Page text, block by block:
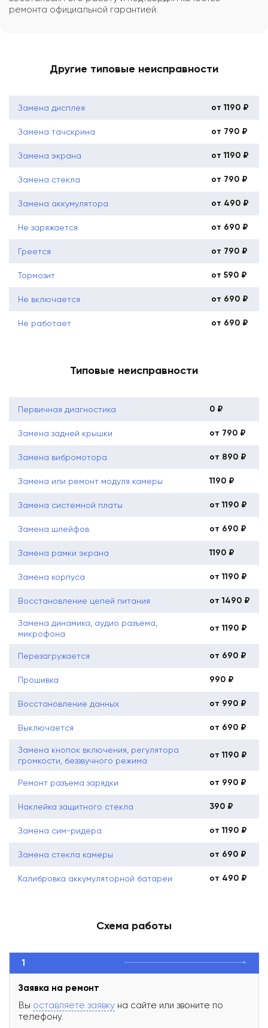
ремонта официальной гарантией.
Другие типовые неисправности
Замена дисплея от 1190 ₽
Замена тачскрина от 790 ₽
Замена экрана от 1190 ₽
Замена стекла от 790 ₽
Замена аккумулятора от 490 ₽
Не заряжается от 690 ₽
Греется от 790 ₽
Тормозит от 590 ₽
Не включается от 690 ₽
Не работает от 690 ₽
Типовые неисправности
Первичная диагностика 0 ₽
Замена задней крышки от 790 ₽
Замена вибромотора от 890 ₽
Замена или ремонт модуля камеры 1190 ₽
Замена системной платы от 1190 ₽
Замена шлейфов от 690 ₽
Замена рамки экрана 1190 ₽
Замена корпуса от 1190 ₽
Восстановление цепей питания от 1490 ₽
Замена динамика, аудио разъема,
микрофона
от 1190 ₽
Перезагружается от 690 ₽
Прошивка 990 ₽
Восстановление данных от 990 ₽
Выключается от 690 ₽
Замена кнопок включения, регулятора
громкости, беззвучного режима
от 1190 ₽
Ремонт разъема зарядки от 990 ₽
Наклейка защитного стекла 390 ₽
Замена сим-ридера от 1190 ₽
Замена стекла камеры от 690 ₽
Калибровка аккумуляторной батареи от 490 ₽
Схема работы
1
Заявка на ремонт
Вы оставляете заявку на сайте или звоните по
телефону.